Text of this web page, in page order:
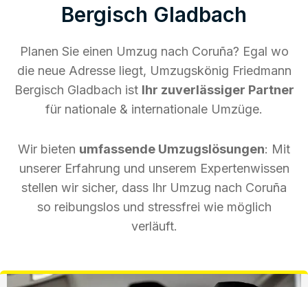
Bergisch Gladbach
Planen Sie einen Umzug nach Coruña? Egal wo
die neue Adresse liegt, Umzugskönig Friedmann
Bergisch Gladbach ist Ihr zuverlässiger Partner
für nationale & internationale Umzüge.
Wir bieten umfassende Umzugslösungen: Mit
unserer Erfahrung und unserem Expertenwissen
stellen wir sicher, dass Ihr Umzug nach Coruña
so reibungslos und stressfrei wie möglich
verläuft.